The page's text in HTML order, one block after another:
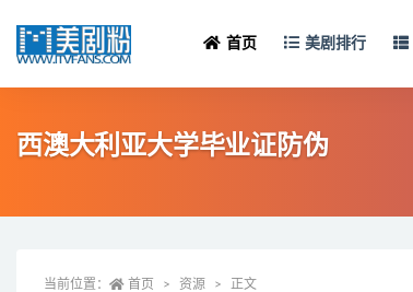
首页 美剧排行
西澳大利亚大学毕业证防伪
当前位置： 首页 资源 正文